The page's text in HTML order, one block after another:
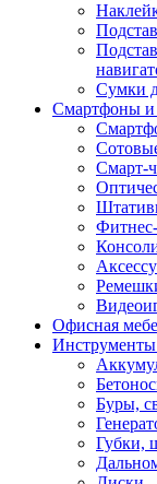
Сумки
Смартфоны и
Смарт-
Офисная
Инструменты
Буры,
Губки,